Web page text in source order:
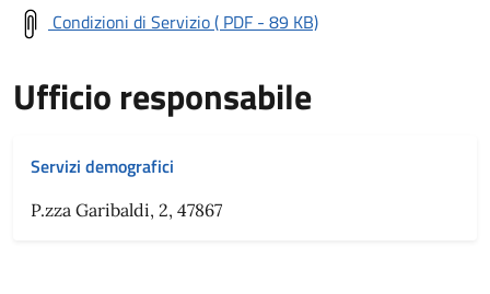
Condizioni di Servizio ( PDF - 89 KB)
Ufficio responsabile
Servizi demografici
P.zza Garibaldi, 2, 47867